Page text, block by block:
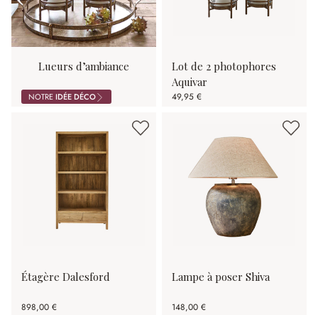
NOTREIDÉE DÉCO
Lueurs d’ambiance
Lot de 2 photophores
Aquivar
49,95 €
Étagère Dalesford
898,00 €
Lampe à poser Shiva
148,00 €